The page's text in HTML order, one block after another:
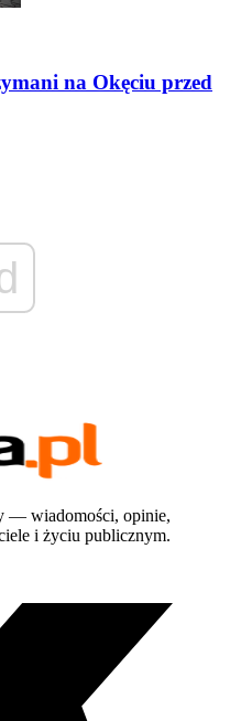
na Okęciu przed
— wiadomości, opinie,
i życiu publicznym.